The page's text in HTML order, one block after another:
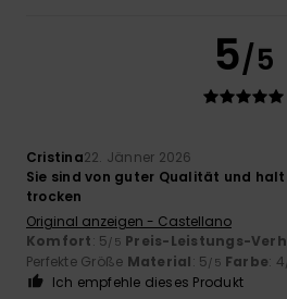
5/5
Cristina22. Jänner 2026
Sie sind von guter Qualität und
trocken
Original anzeigen - Castellano
Komfort: 5/5 Preis-Leistungs-
Perfekte Größe Material: 5/5 Farbe: 4
Ich empfehle dieses Produkt